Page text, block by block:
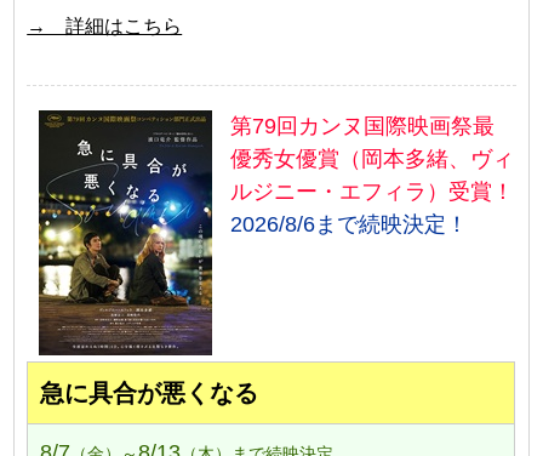
→ 詳細はこちら
第79回カンヌ国際映画祭最
優秀女優賞（岡本多緒、ヴィ
ルジニー・エフィラ）受賞！
2026/8/6まで続映決定！
急に具合が悪くなる